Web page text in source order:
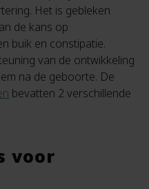
Het is gebleken
de kans op
buik en constipatie.
van de ontwikkeling
na de geboorte. De
bevatten 2 verschillende
voor